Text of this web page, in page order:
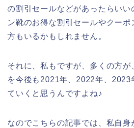
の割引セールなどがあったらいい
ン靴のお得な割引セールやクーポ
方もいるかもしれません。
それに、私もですが、多くの方が
を今後も2021年、2022年、2023
ていくと思うんですよね♪
なのでこちらの記事では、私自身